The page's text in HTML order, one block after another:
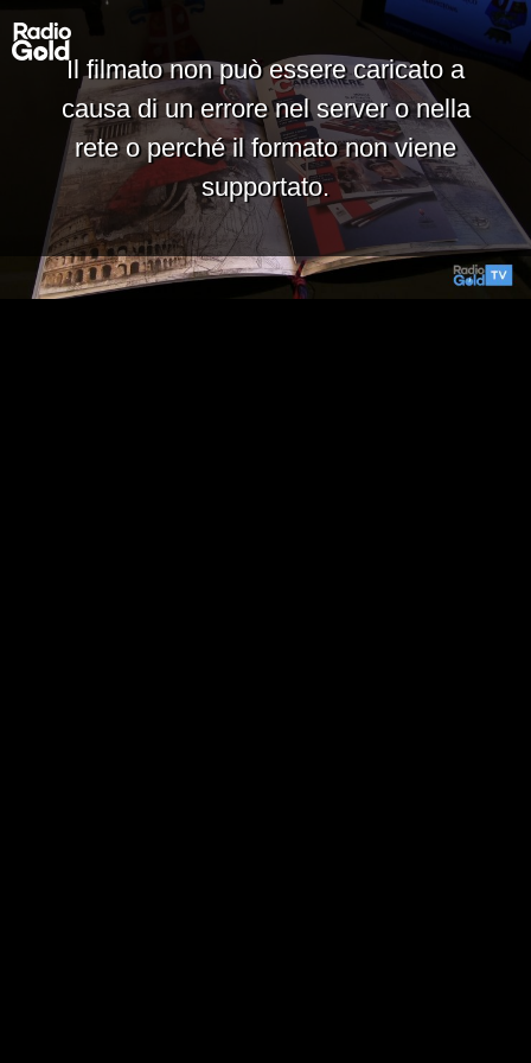
Il filmato non può essere caricato a
causa di un errore nel server o nella
rete o perché il formato non viene
supportato.